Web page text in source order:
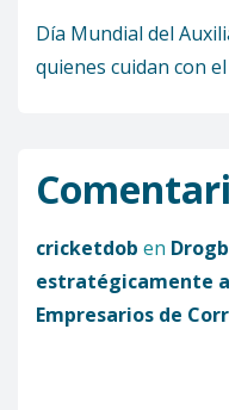
Día Mundial del
quienes cuidan con
cricketdob en
estratégicamente a
Empresarios de